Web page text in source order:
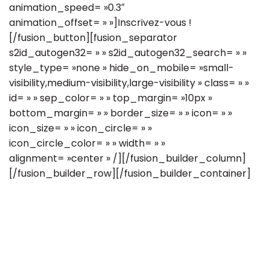
animation_speed= »0.3″
animation_offset= » »]Inscrivez-vous !
[/fusion_button][fusion_separator
s2id_autogen32= » » s2id_autogen32_search= » »
style_type= »none » hide_on_mobile= »small-
visibility,medium-visibility,large-visibility » class= » »
id= » » sep_color= » » top_margin= »10px »
bottom_margin= » » border_size= » » icon= » »
icon_size= » » icon_circle= » »
icon_circle_color= » » width= » »
alignment= »center » /][/fusion_builder_column]
[/fusion_builder_row][/fusion_builder_container]